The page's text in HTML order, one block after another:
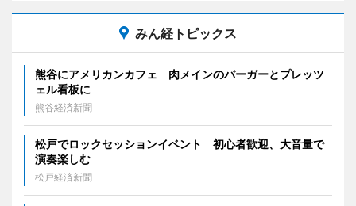
みん経トピックス
熊谷にアメリカンカフェ 肉メインのバーガーとプレッツ
ェル看板に
熊谷経済新聞
松戸でロックセッションイベント 初心者歓迎、大音量で
演奏楽しむ
松戸経済新聞